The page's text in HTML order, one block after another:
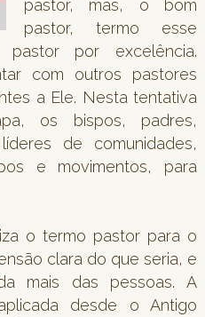
pastor, mas, o bom
pastor, termo esse
por excelência.
com outros pastores
a Ele. Nesta tentativa
os bispos, padres,
de comunidades,
e movimentos, para
o termo pastor para o
clara do que seria, e
mais das pessoas. A
desde o Antigo